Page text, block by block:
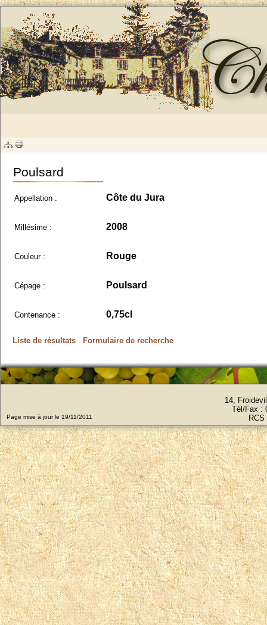
Poulsard
Appellation : Côte du Jura
Millésime : 2008
Couleur : Rouge
Cépage : Poulsard
Contenance : 0,75cl
Liste de résultats Formulaire de recherche
14,
Tél/Fax :
Page mise à jour le 19/11/2011